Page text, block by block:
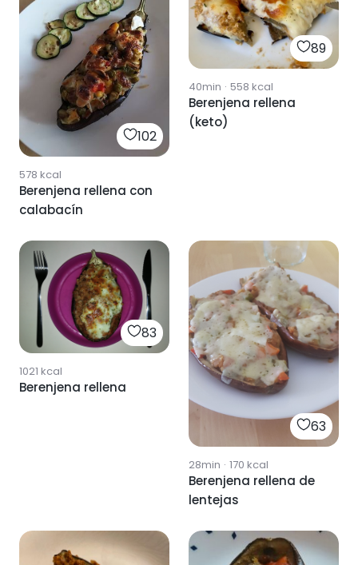
102
578 kcal
Berenjena rellena con
calabacín
89
40min · 558 kcal
Berenjena rellena
(keto)
83
1021 kcal
Berenjena rellena
63
28min · 170 kcal
Berenjena rellena de
lentejas